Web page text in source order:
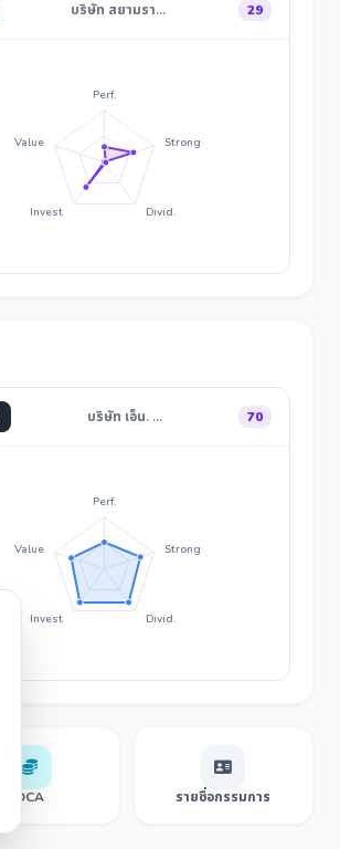
บริษัท สยามรา… 29
Perf.
Strong
Divid.
Invest
Value
บริษัท เอ็น. … 70
Perf.
Strong
Divid.
Invest
Value
DCA รายชื่อกรรมการ